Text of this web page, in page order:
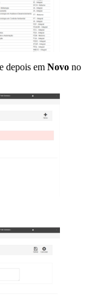
depois em Novo no